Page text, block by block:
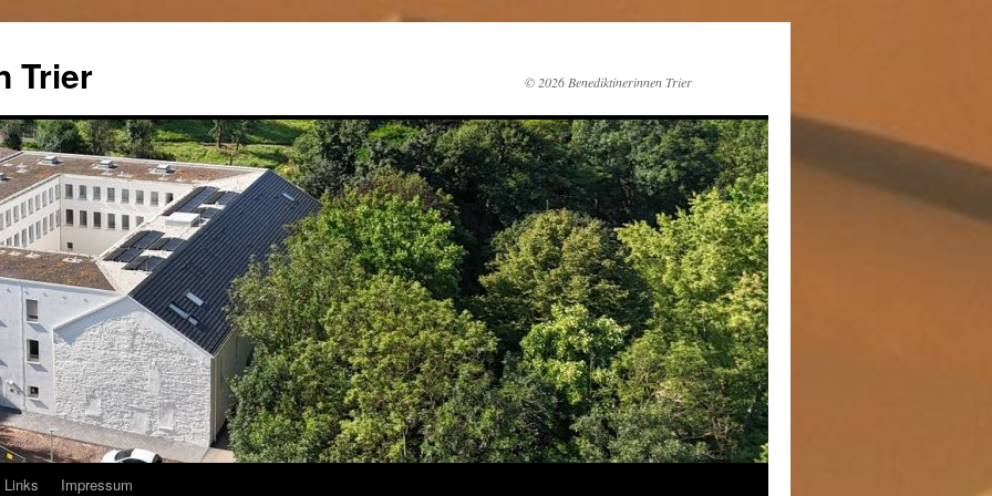
Trier © 2026 Benediktinerinnen Trier
Links Impressum